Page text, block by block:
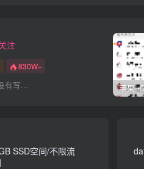
注
830W+
有写...
SSD空间/不限流